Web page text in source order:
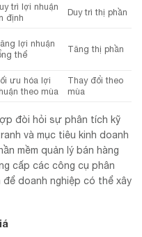
trì lợi nhuận
định
Duy trì thị phần
lợi nhuận
thể
Tăng thị phần
ưu hóa lợi
theo mùa
Thay đổi theo
mùa
đòi hỏi sự phân tích kỹ
và mục tiêu kinh doanh
mềm quản lý bán hàng
cấp các công cụ phân
doanh nghiệp có thể xây